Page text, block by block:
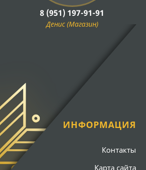
8 (951) 197-91-91
Денис (Магазин)
ИНФОРМАЦИЯ
Контакты
Карта сайта